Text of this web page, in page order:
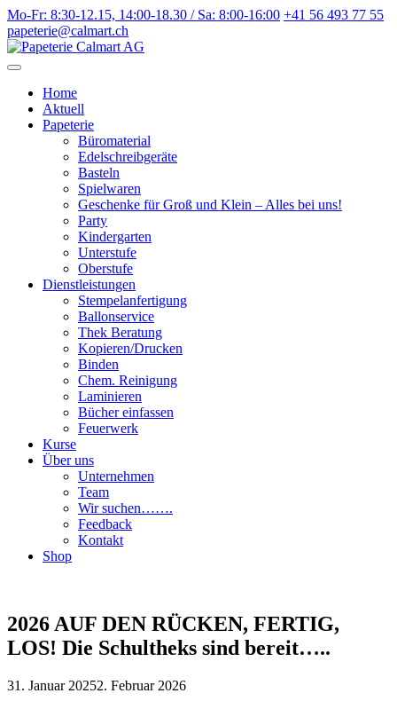
Weiter
zum
Inhalt
Mo-Fr: 8:30-12.15, 14:00-18.30 / Sa: 8:00-16:00 +41 56 493 77 55
papeterie@calmart.ch
Home
Aktuell
Papeterie
Büromaterial
Edelschreibgeräte
Basteln
Spielwaren
Geschenke für Groß und Klein – Alles bei uns!
Party
Kindergarten
Unterstufe
Oberstufe
Dienstleistungen
Stempelanfertigung
Ballonservice
Thek Beratung
Kopieren/Drucken
Binden
Chem. Reinigung
Laminieren
Bücher einfassen
Feuerwerk
Kurse
Über uns
Unternehmen
Team
Wir suchen…….
Feedback
Kontakt
Shop
2026 AUF DEN RÜCKEN, FERTIG,
LOS! Die Schultheks sind bereit…..
31. Januar 20252. Februar 2026